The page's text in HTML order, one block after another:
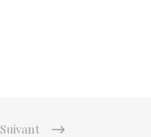
Suivant